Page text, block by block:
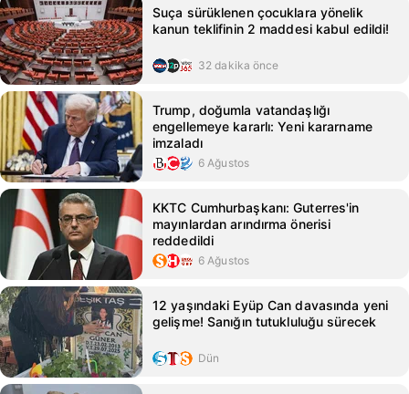
Suça sürüklenen çocuklara yönelik
kanun teklifinin 2 maddesi kabul edildi!
32 dakika önce
Trump, doğumla vatandaşlığı
engellemeye kararlı: Yeni kararname
imzaladı
6 Ağustos
KKTC Cumhurbaşkanı: Guterres'in
mayınlardan arındırma önerisi
reddedildi
6 Ağustos
12 yaşındaki Eyüp Can davasında yeni
gelişme! Sanığın tutukluluğu sürecek
Dün